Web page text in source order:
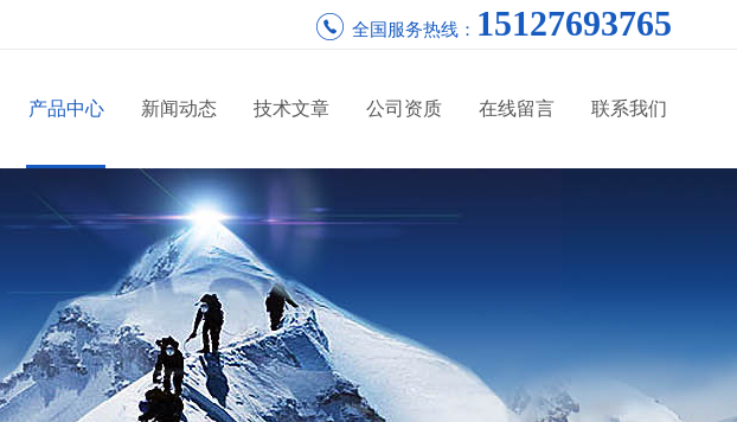
全国服务热线： 15127693765
产品中心 新闻动态 技术文章 公司资质 在线留言 联系我们